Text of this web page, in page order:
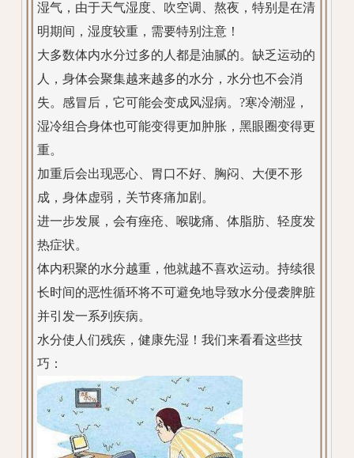
湿气，由于天气湿度、吹空调、熬夜，特别是在清
明期间，湿度较重，需要特别注意！
大多数体内水分过多的人都是油腻的。缺乏运动的
人，身体会聚集越来越多的水分，水分也不会消
失。感冒后，它可能会变成风湿病。?寒冷潮湿，
湿冷组合身体也可能变得更加肿胀，黑眼圈变得更
重。
加重后会出现恶心、胃口不好、胸闷、大便不形
成，身体虚弱，关节疼痛加剧。
进一步发展，会有痤疮、喉咙痛、体脂肪、轻度发
热症状。
体内积聚的水分越重，他就越不喜欢运动。持续很
长时间的恶性循环将不可避免地导致水分侵袭脾脏
并引发一系列疾病。
水分使人们残疾，健康先湿！我们来看看这些技
巧：